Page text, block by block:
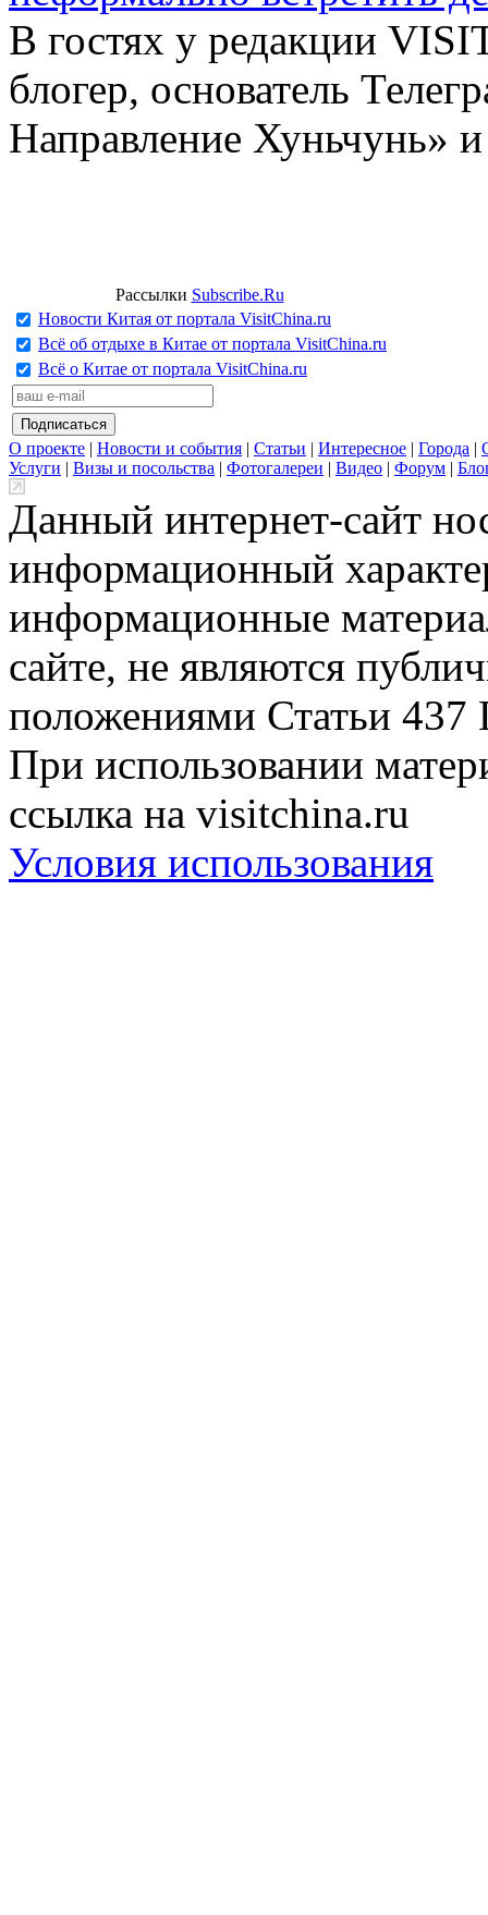
В гостях у редакции
блогер, основатель
Направление Хуньчунь»
Рассылки Subscribe.Ru
Новости Китая от портала VisitChina.ru
Всё об отдыхе в Китае от портала VisitChina.ru
Всё о Китае от портала VisitChina.ru
О проекте | Новости и события | Статьи | Интересное | Города |
Услуги | Визы и посольства | Фотогалереи | Видео | Форум |
Данный интернет-сайт
информационный
информационные
сайте, не являются
положениями Статьи 437
При использовании
ссылка на visitchina.ru
Условия использования